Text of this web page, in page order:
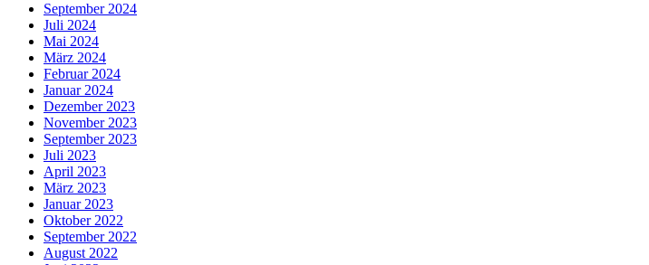
September 2024
Juli 2024
Mai 2024
März 2024
Februar 2024
Januar 2024
Dezember 2023
November 2023
September 2023
Juli 2023
April 2023
März 2023
Januar 2023
Oktober 2022
September 2022
August 2022